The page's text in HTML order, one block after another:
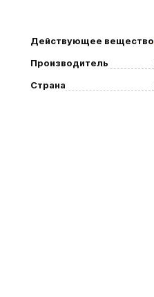
Действующее вещество
Производитель
Страна